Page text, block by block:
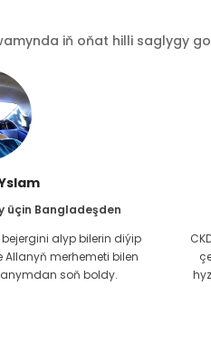
iň oňat hilli saglygy
üçin Bangladeşden
alyp bilerin diýip
merhemeti bilen
soň boldy.